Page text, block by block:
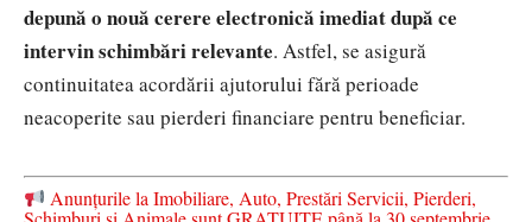
depună o nouă cerere electronică imediat după ce
intervin schimbări relevante. Astfel, se asigură
continuitatea acordării ajutorului fără perioade
neacoperite sau pierderi financiare pentru beneficiar.
Anunțurile la Imobiliare, Auto, Prestări Servicii, Pierderi,